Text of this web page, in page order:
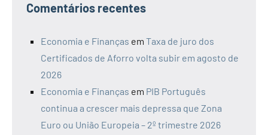
Comentários recentes
Economia e Finanças em Taxa de juro dos
Certificados de Aforro volta subir em agosto de
2026
Economia e Finanças em PIB Português
continua a crescer mais depressa que Zona
Euro ou União Europeia – 2º trimestre 2026